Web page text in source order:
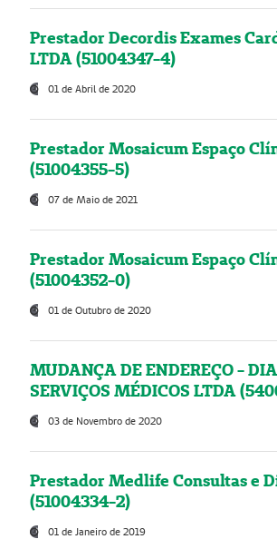
Prestador Decordis Exames
LTDA (51004347-4)
01 de Abril de 2020
Prestador Mosaicum Espaço
(51004355-5)
07 de Maio de 2021
Prestador Mosaicum Espaço
(51004352-0)
01 de Outubro de 2020
MUDANÇA DE ENDEREÇO -
SERVIÇOS MÉDICOS LTDA
03 de Novembro de 2020
Prestador Medlife Consultas e
(51004334-2)
01 de Janeiro de 2019